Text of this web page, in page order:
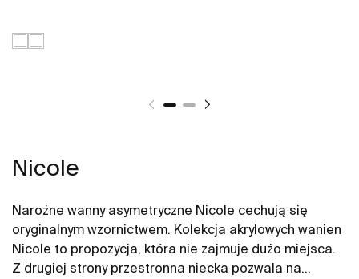
Nicole
Narożne wanny asymetryczne Nicole cechują się
oryginalnym wzornictwem. Kolekcja akrylowych wanien
Nicole to propozycja, która nie zajmuje dużo miejsca.
Z drugiej strony przestronna niecka pozwala na